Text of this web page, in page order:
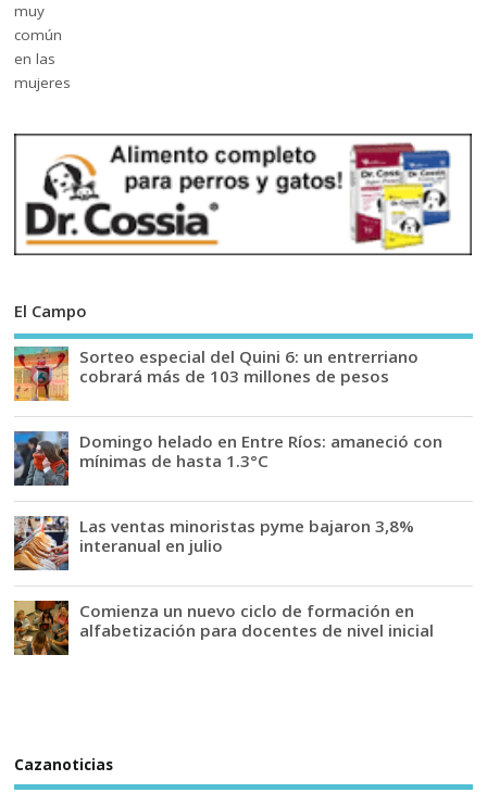
El Campo
Sorteo especial del Quini 6: un entrerriano
cobrará más de 103 millones de pesos
Domingo helado en Entre Ríos: amaneció con
mínimas de hasta 1.3°C
Las ventas minoristas pyme bajaron 3,8%
interanual en julio
Comienza un nuevo ciclo de formación en
alfabetización para docentes de nivel inicial
Cazanoticias